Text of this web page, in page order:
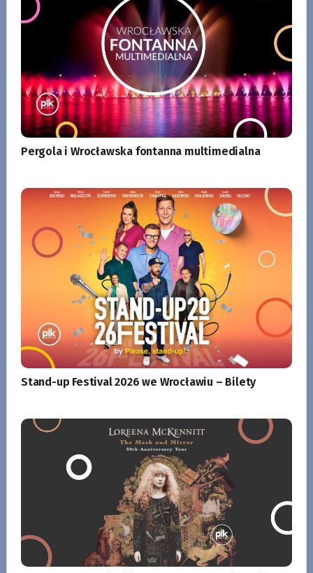
Pergola i Wrocławska fontanna multimedialna
Stand-up Festival 2026 we Wrocławiu – Bilety